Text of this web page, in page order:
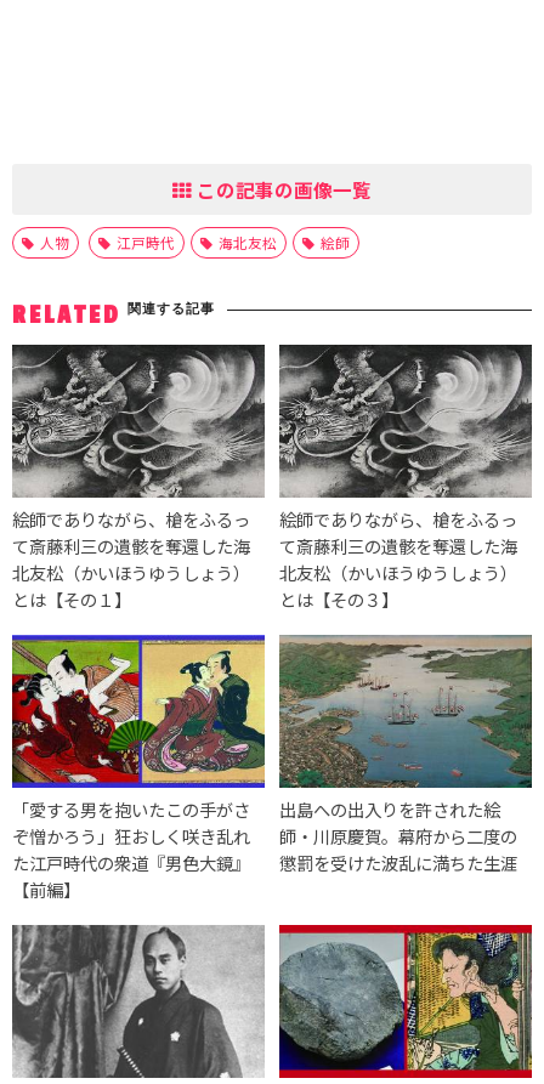
この記事の画像一覧
人物 江戸時代 海北友松 絵師
RELATED 関連する記事
絵師でありながら、槍をふるっ
て斎藤利三の遺骸を奪還した海
北友松（かいほうゆうしょう）
とは【その１】
絵師でありながら、槍をふるっ
て斎藤利三の遺骸を奪還した海
北友松（かいほうゆうしょう）
とは【その３】
「愛する男を抱いたこの手がさ
ぞ憎かろう」狂おしく咲き乱れ
た江戸時代の衆道『男色大鏡』
【前編】
出島への出入りを許された絵
師・川原慶賀。幕府から二度の
懲罰を受けた波乱に満ちた生涯